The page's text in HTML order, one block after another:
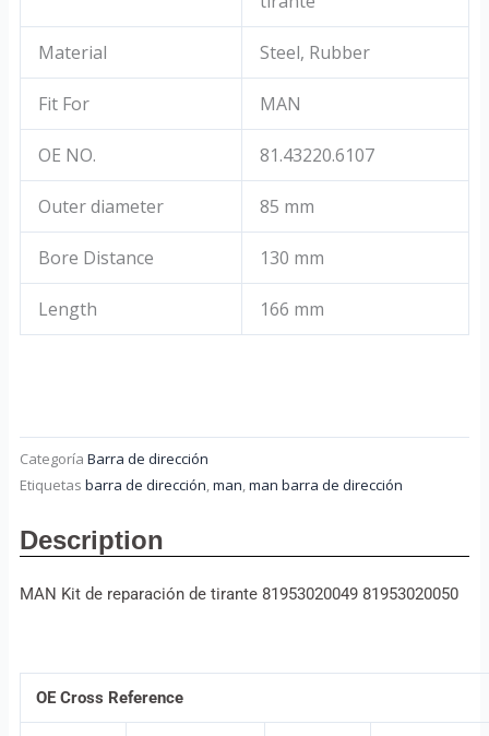
Material Steel, Rubber
Fit For MAN
OE NO. 81.43220.6107
Outer diameter 85 mm
Bore Distance 130 mm
Length 166 mm
Categoría Barra de dirección
Etiquetas barra de dirección,man,man barra de dirección
Description
MAN Kit de reparación de tirante 81953020049 81953020050
OE Cross Reference